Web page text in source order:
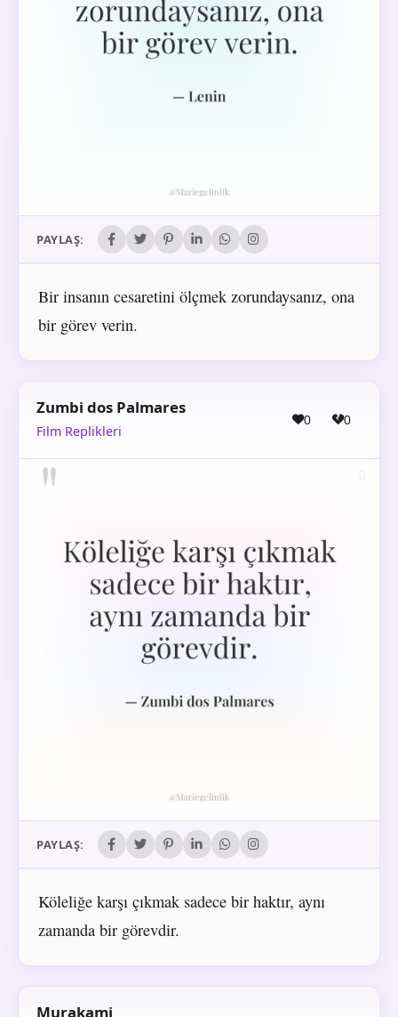
PAYLAŞ:
Bir insanın cesaretini ölçmek zorundaysanız, ona
bir görev verin.
Zumbi dos Palmares
Film Replikleri
0 0
PAYLAŞ:
Köleliğe karşı çıkmak sadece bir haktır, aynı
zamanda bir görevdir.
Murakami